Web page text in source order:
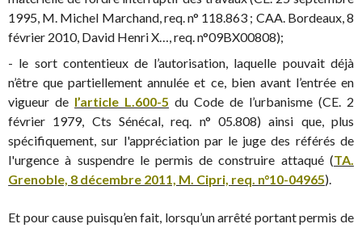
1995, M. Michel Marchand, req. n° 118.863 ; CAA. Bordeaux, 8
février 2010, David Henri X…, req. n°09BX00808);
- le sort contentieux de l’autorisation, laquelle pouvait déjà
n’être que partiellement annulée et ce, bien avant l’entrée en
vigueur de l’article L.600-5 du Code de l’urbanisme (CE. 2
février 1979, Cts Sénécal, req. n° 05.808) ainsi que, plus
spécifiquement, sur l'appréciation par le juge des référés de
l'urgence à suspendre le permis de construire attaqué (TA.
Grenoble, 8 décembre 2011, M. Cipri, req. n°10-04965).
Et pour cause puisqu’en fait, lorsqu’un arrêté portant permis de